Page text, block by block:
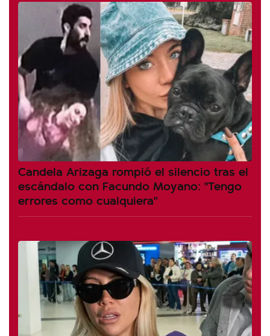
Candela Arizaga rompió el silencio tras el
escándalo con Facundo Moyano: "Tengo
errores como cualquiera"